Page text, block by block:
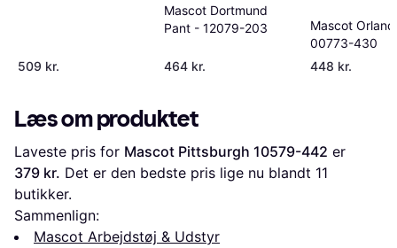
509 kr.
Mascot Dortmund
Pant - 12079-203
464 kr.
Mascot
00773-430
448 kr.
Læs om produktet
Laveste pris for Mascot Pittsburgh 10579-442
379 kr. Det er den bedste pris lige nu blandt 11
butikker.
Sammenlign:
Mascot Arbejdstøj & Udstyr